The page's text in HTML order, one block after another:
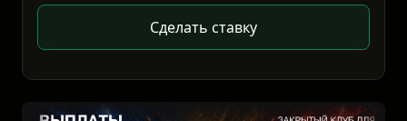
Сделать ставку